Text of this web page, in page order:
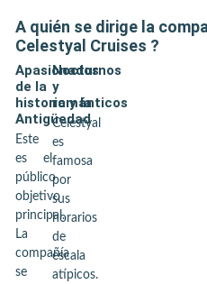
A quién se dirige la
Celestyal Cruises ?
Apasionados
de la
historia y la
Antigüedad
Este
es el
público
objetivo
principal.
La
compañía
se
Nocturnos
y
románticos
Celestyal
es
famosa
por
sus
horarios
de
escala
atípicos.